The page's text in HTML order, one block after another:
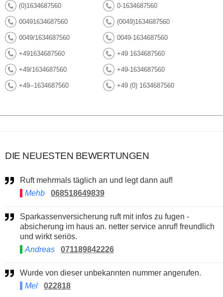
(0)1634687560 0-1634687560
00491634687560 (0049)1634687560
0049/1634687560 0049-1634687560
+491634687560 +49 1634687560
+49/1634687560 +49-1634687560
+49--1634687560 +49 (0) 1634687560
DIE NEUESTEN BEWERTUNGEN
Ruft mehrmals täglich an und legt dann auf!
Mehb
068518649839
Sparkassenversicherung ruft mit infos zu fugen -
absicherung im haus an. netter service anruf! freundlich
und wirkt seriös.
Andreas
071189842226
Wurde von dieser unbekannten nummer angerufen.
Mel
022818